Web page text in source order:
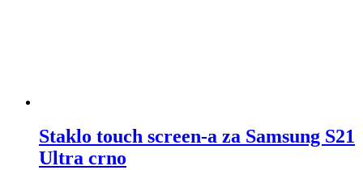
Staklo touch screen-a za Samsung S21
Ultra crno